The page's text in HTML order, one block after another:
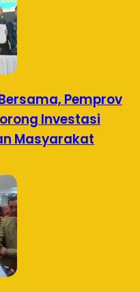
Pemprov
Investasi
Masyarakat